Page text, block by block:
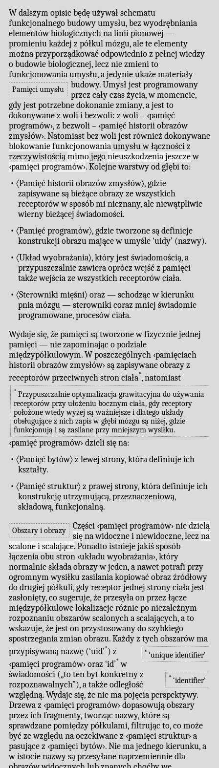
W dalszym opisie będę używał schematu
funkcjonalnego budowy umysłu, bez wyodrębniania
elementów biologicznych na linii pionowej —
promieniu każdej z półkul mózgu, ale te elementy
można przyporządkować odpowiednio z pełnej wiedzy
o budowie biologicznej, lecz nie zmieni to
funkcjonowania umysłu, a jedynie ukaże materiały
budowy.
Pamięci umysłu
Umysł jest programowany
przez cały czas życia, w momencie,
gdy jest potrzebne dokonanie zmiany, a jest to
dokonywane z woli i bezwoli: z woli – ‹pamięć
programów›, z bezwoli – ‹pamięć historii obrazów
zmysłów›. Natomiast bez woli jest również dokonywane
blokowanie funkcjonowaniaumysłu w łączności z
rzeczywistościąmimojegonieuszkodzenia jeszczew
‹pamięci programów›. Kolejne warstwy od głębi to:
• 〈Pamięć historii obrazów zmysłów〉, gdzie
zapisywane są bieżące obrazy ze wszystkich
receptorów w sposób mi nieznany, ale niewątpliwie
wierny bieżącej świadomości.
• 〈Pamięć programów〉, gdzie tworzone są definicje
konstrukcji obrazu mające w umyśle ‘uidy’ (nazwy).
• 〈Układ wyobrażania〉, który jest świadomością, a
przypuszczalnie zawiera oprócz wejść z pamięci
także wejścia ze wszystkich receptorów ciała.
• 〈Sterowniki mięśni〉 oraz — schodząc w kierunku
pnia mózgu — sterowniki coraz mniej świadomie
programowane, procesów ciała.
Wydaje się, że pamięci są tworzone w fizycznie jednej
pamięci — nie zapominając o podziale
międzypółkulowym. W poszczególnych ‹pamięciach
historii obrazów zmysłów› są zapisywane obrazy z
receptorów przeciwnych stron ciała*
*Przypuszczalnie optymalizacja grawitacyjna do używania
receptorów przy ułożeniu bocznym ciała, gdy receptory
położone wtedy wyżej są ważniejsze i dlatego układy
obsługujące z nich zapis w głębi mózgu są niżej, gdzie
funkcjonują i są zasilane przy mniejszym wysiłku.
, natomiast
‹pamięć programów› dzieli się na:
• 〈Pamięć bytów〉 z lewej strony, która definiuje ich
kształty.
• 〈Pamięć struktur〉 z prawej strony, która definiuje ich
konstrukcję utrzymującą, przeznaczeniową,
składową, funkcjonalną.
Obszary i obrazy Części ‹pamięci programów› niedzielą
sięna widoczne i niewidoczne, lecz na
scalone i scalające. Ponadto istnieje jakiś sposób
łączenia obu stron ‹układu wyobrażania›, który
normalnie składa obrazy w jeden, a nawet potrafi przy
ogromnym wysiłku zasilania kopiować obraz źródłowy
do drugiej półkuli, gdy receptor jednej strony ciała jest
zasłonięty, co sugeruje, że przesyła on przez łącze
międzypółkulowe lokalizacje różnic po niezależnym
rozpoznaniu obszarów scalonych a scalających, a to
wskazuje, że jest on przystosowany do szybkiego
spostrzegania zmian obrazu. Każdy z tych obszarów ma
przypisywaną nazwę (‘uid’* *‘unique identifier’
) z
‹pamięci programów› oraz ‘id’*
*‘identifier’
w
świadomości („to ten byt konkretny z
rozpoznawalnych”), a także odległość
względną. Wydaje się, że nie ma pojęcia perspektywy.
Drzewa z ‹pamięci programów› dopasowują obszary
przez ich fragmenty, tworząc nazwy, które są
sprawdzane pomiędzy półkulami, filtrując to, co może
być ze względu na oczekiwane z ‹pamięci struktur› a
pasujące z ‹pamięci bytów›. Nie ma jednego kierunku, a
w istocie nazwy są przesyłane naprzemiennie dla